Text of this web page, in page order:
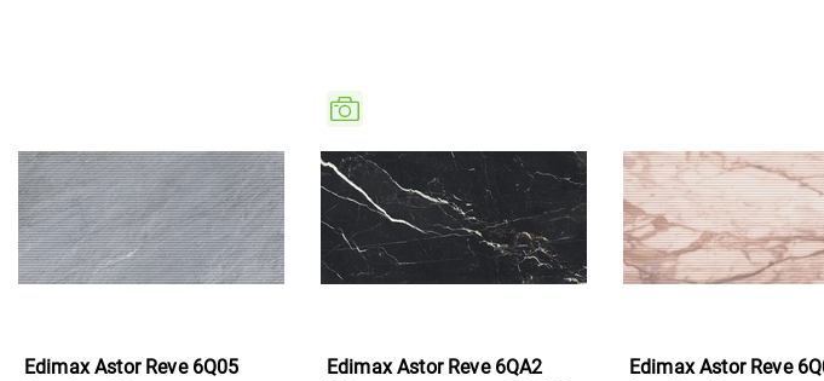
Edimax Astor Reve 6Q05
Edimax Astor Reve 6QA2
Edimax Astor Reve